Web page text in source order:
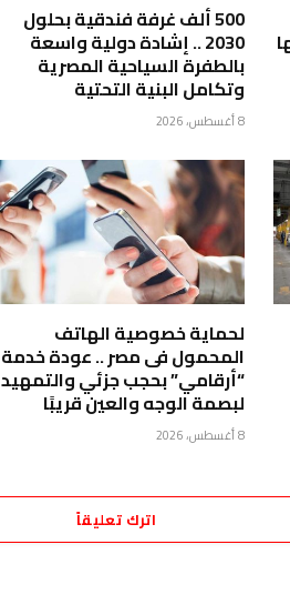
500 ألف غرفة فندقية بحلول
2030 .. إشادة دولية واسعة
بالطفرة السياحية المصرية
وتكامل البنية التحتية
8 أغسطس، 2026
لحماية خصوصية الهاتف
المحمول فى مصر .. عودة خدمة
“أرقامي” بحجب جزئي والتمهيد
لبصمة الوجه والعين قريبًا
8 أغسطس، 2026
اترك تعليقاً